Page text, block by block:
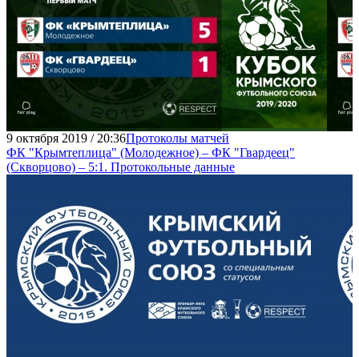
9 октября 2019 / 20:36Протоколы матчей
ФК "Крымтеплица" (Молодежное) – ФК "Гвардеец"
(Скворцово) – 5:1. Протокольные данные